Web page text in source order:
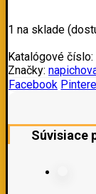
1 na sklade
Katalógové číslo:
Značky:
Facebook
Súvisiace